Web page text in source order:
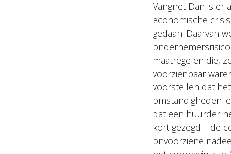
Vangnet Dan is er
economische
gedaan. Daarvan
maatregelen die,
voorzienbaar
voorstellen dat
omstandigheden
dat een huurder
kort gezegd – de
onvoorziene